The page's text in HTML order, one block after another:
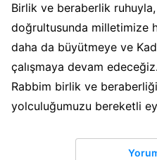
Birlik ve beraberlik ruhuyla,
doğrultusunda milletimize
daha da büyütmeye ve
çalışmaya devam edeceğiz.
Rabbim birlik ve
yolculuğumuzu bereketli